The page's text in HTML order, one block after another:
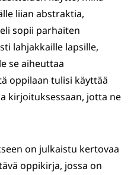
liian abstraktia,
sopii parhaiten
lahjakkaille lapsille,
se aiheuttaa
oppilaan tulisi käyttää
kirjoituksessaan, jotta ne
on julkaistu kertovaa
oppikirja, jossa on